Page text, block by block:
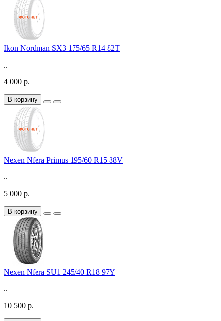
Ikon Nordman SX3 175/65 R14 82T
..
4 000 р.
В корзину
Nexen Nfera Primus 195/60 R15 88V
..
5 000 р.
В корзину
Nexen Nfera SU1 245/40 R18 97Y
..
10 500 р.